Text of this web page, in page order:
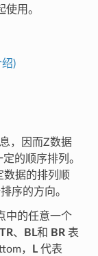
用。
)
，因而Z数据
的顺序排列。
据的排列顺
序的方向。
中的任意一个
TR、 BL和 BR表
， L代表